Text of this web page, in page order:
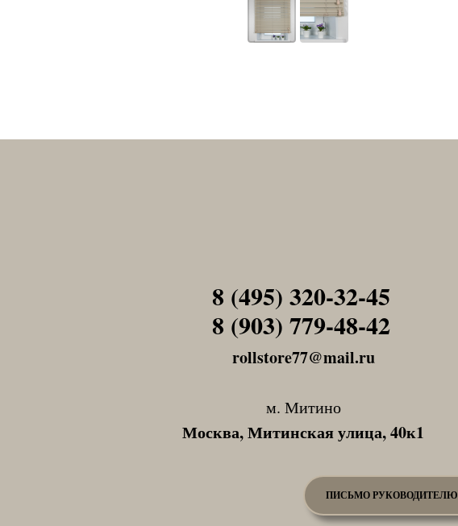
rollstore77@mail.ru
м. Митино
Москва, Митинская улица, 40к1
8 (495) 320-32-45
8 (903) 779-48-42
Tel1
Tel1
ПИСЬМО РУКОВОДИТЕЛЮ